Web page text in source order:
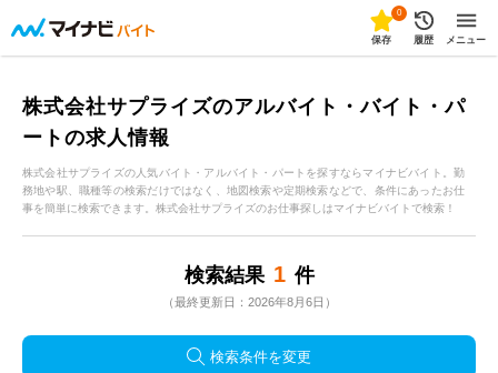
0
保存 履歴 メニュー
株式会社サプライズのアルバイト・バイト・パ
ートの求人情報
株式会社サプライズの人気バイト・アルバイト・パートを探すならマイナビバイト。勤
務地や駅、職種等の検索だけではなく、地図検索や定期検索などで、条件にあったお仕
事を簡単に検索できます。株式会社サプライズのお仕事探しはマイナビバイトで検索！
検索結果 1 件
（最終更新日：2026年8月6日）
検索条件を変更